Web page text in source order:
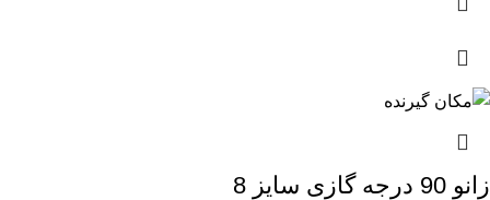
زانو 90 درجه گازی سایز 8